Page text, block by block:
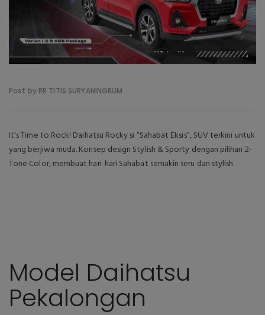
Post by RR TITIS SURYANINGRUM
It’s Time to Rock! Daihatsu Rocky si “Sahabat Eksis”, SUV terkini untuk
yang berjiwa muda. Konsep design Stylish & Sporty dengan pilihan 2-
Tone Color, membuat hari-hari Sahabat semakin seru dan stylish.
Model Daihatsu
Pekalongan